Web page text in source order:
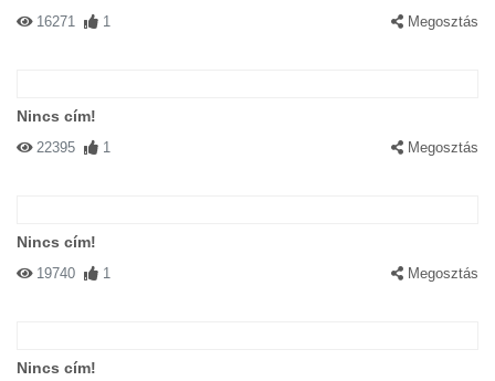
16271 1 Megosztás
Nincs cím!
22395 1 Megosztás
Nincs cím!
19740 1 Megosztás
Nincs cím!